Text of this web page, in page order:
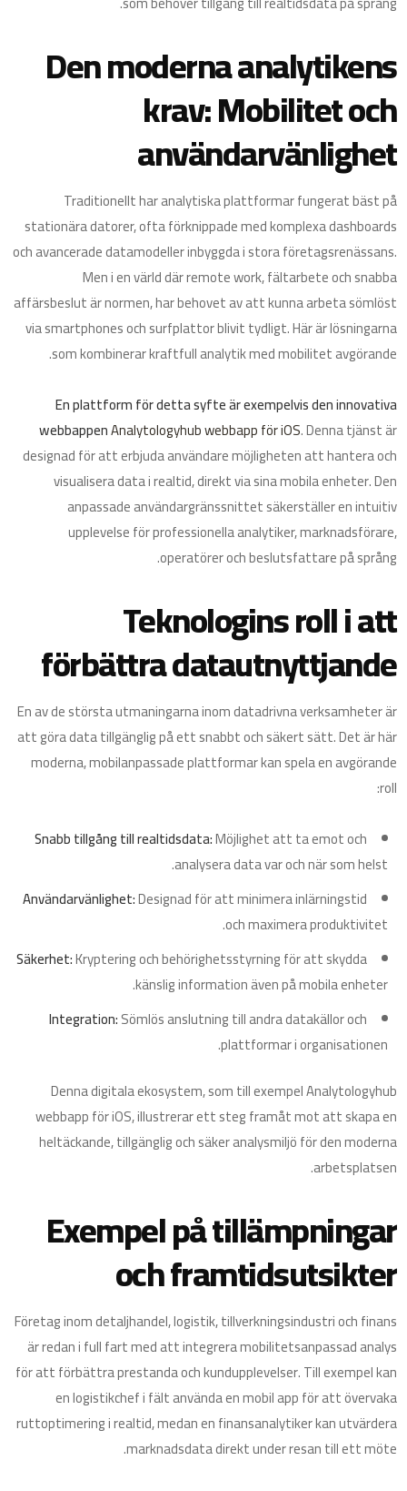
Den moderna analytikens
krav: Mobilitet och
användarvänlighet
Traditionellt har analytiska plattformar fungerat bäst på
stationära datorer, ofta förknippade med komplexa dashboards
och avancerade datamodeller inbyggda i stora företagsrenässans.
Men i en värld där remote work, fältarbete och snabba
affärsbeslut är normen, har behovet av att kunna arbeta sömlöst
via smartphones och surfplattor blivit tydligt. Här är lösningarna
som kombinerar kraftfull analytik med mobilitet avgörande.
En plattform för detta syfte är exempelvis den innovativa
webbappenAnalytologyhub webbapp för iOS. Denna tjänst är
designad för att erbjuda användare möjligheten att hantera och
visualisera data i realtid, direkt via sina mobila enheter. Den
anpassade användargränssnittet säkerställer en intuitiv
upplevelse för professionella analytiker, marknadsförare,
operatörer och beslutsfattare på språng.
Teknologins roll i att
förbättra datautnyttjande
En av de största utmaningarna inom datadrivna verksamheter är
att göra data tillgänglig på ett snabbt och säkert sätt. Det är här
moderna, mobilanpassade plattformar kan spela en avgörande
roll:
Snabb tillgång till realtidsdata:Möjlighet att ta emot och
analysera data var och när som helst.
Användarvänlighet:Designad för att minimera inlärningstid
och maximera produktivitet.
Säkerhet:Kryptering och behörighetsstyrning för att skydda
känslig information även på mobila enheter.
Integration:Sömlös anslutning till andra datakällor och
plattformar i organisationen.
Denna digitala ekosystem, som till exempel Analytologyhub
webbapp för iOS, illustrerar ett steg framåt mot att skapa en
heltäckande, tillgänglig och säker analysmiljö för den moderna
arbetsplatsen.
Exempel på tillämpningar
och framtidsutsikter
Företag inom detaljhandel, logistik, tillverkningsindustri och finans
är redan i full fart med att integrera mobilitetsanpassad analys
för att förbättra prestanda och kundupplevelser. Till exempel kan
en logistikchef i fält använda en mobil app för att övervaka
ruttoptimering i realtid, medan en finansanalytiker kan utvärdera
marknadsdata direkt under resan till ett möte.